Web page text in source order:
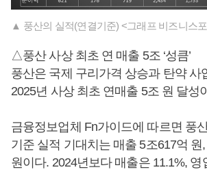
▲ 풍산의 실적(연결기준) <그래프 비즈니스
△풍산 사상 최초 연 매출 5조 ‘성큼’
풍산은 국제 구리가격 상승과 탄약 사
2025년 사상 최초 연매출 5조 원 달성
금융정보업체 Fn가이드에 따르면 풍
기준 실적 기대치는 매출 5조617억 원
원이다. 2024년보다 매출은 11.1%, 영